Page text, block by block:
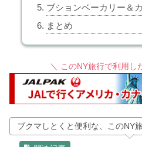
ブションベーカリー＆
まとめ
＼ このNY旅行で利用し
ブクマしとくと便利な、このNY